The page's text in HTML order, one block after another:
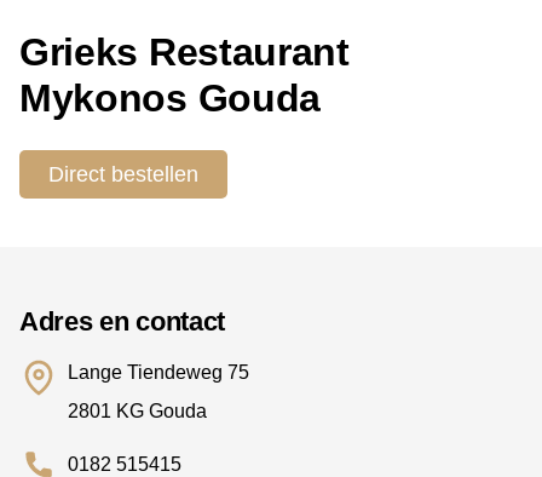
Grieks Restaurant
Mykonos Gouda
Direct bestellen
Adres en contact
Lange Tiendeweg 75
2801 KG Gouda
0182 515415